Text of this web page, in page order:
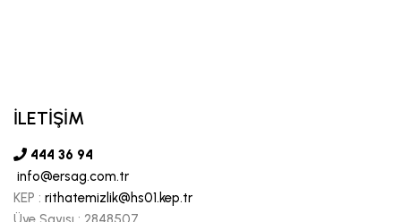
İLETİŞİM
444 36 94
info@ersag.com.tr
KEP : rithatemizlik@hs01.kep.tr